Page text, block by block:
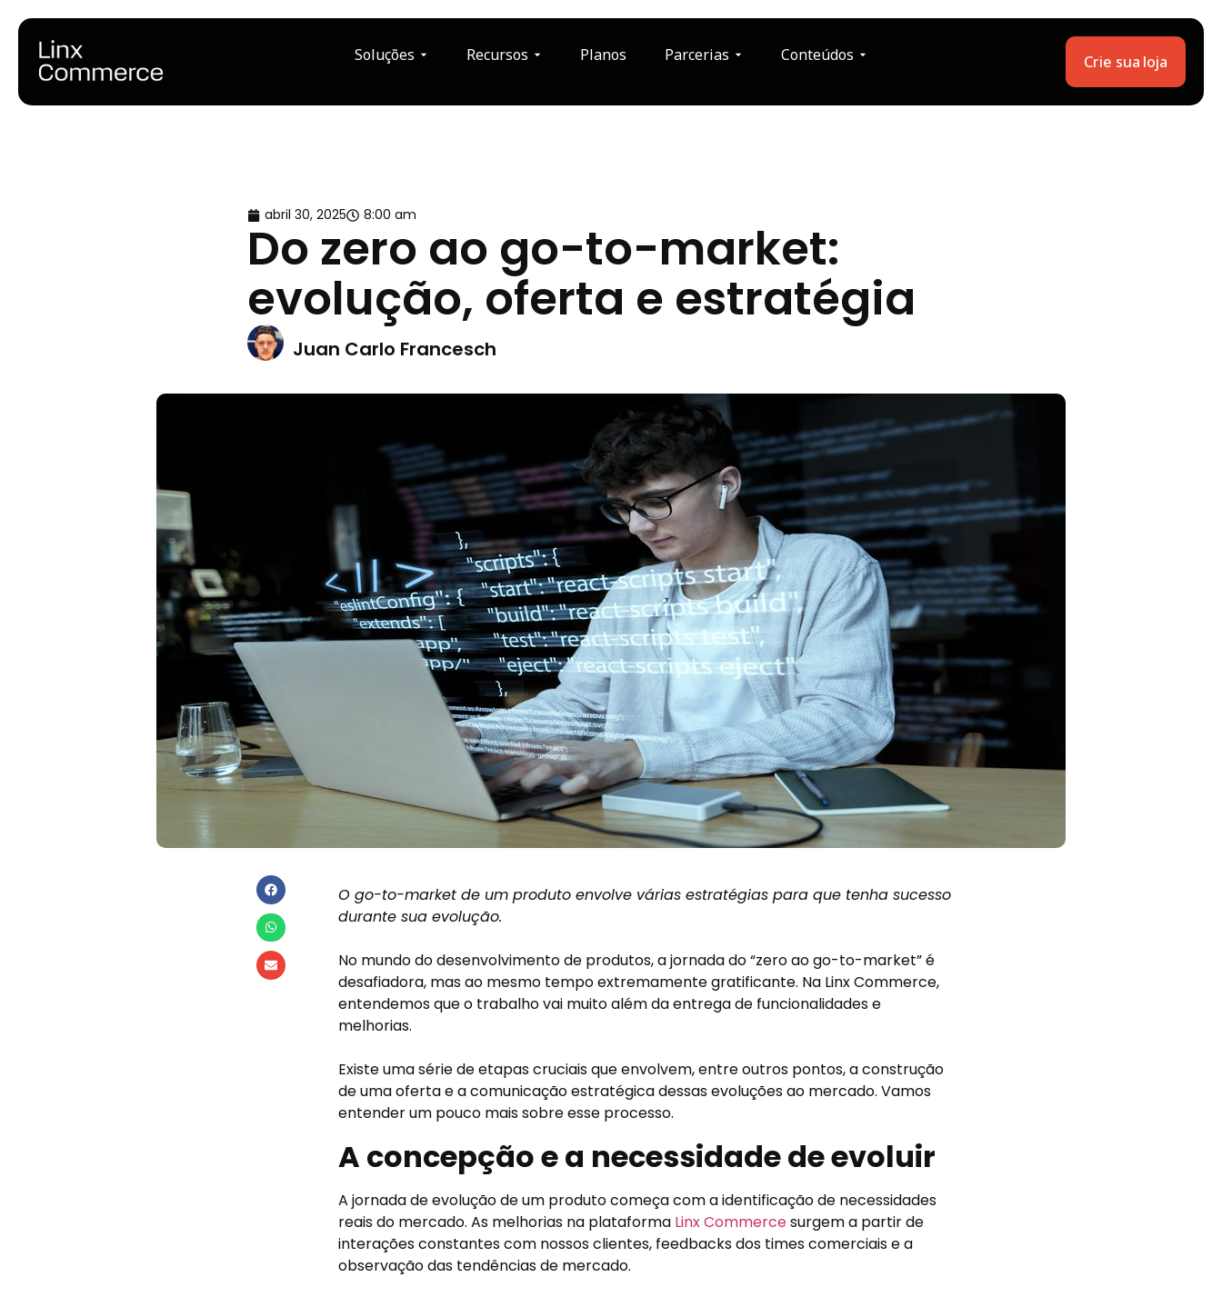
Soluções Recursos Planos Parcerias Conteúdos Crie sua loja
abril 30, 2025 8:00 am
Do zero ao go-to-market:
evolução, oferta e estratégia
Juan Carlo Francesch
O go-to-market de um produto envolve várias estratégias para que tenha sucesso
durante sua evolução.
No mundo do desenvolvimento de produtos, a jornada do “zero ao go-to-market” é
desafiadora, mas ao mesmo tempo extremamente gratificante. Na Linx Commerce,
entendemos que o trabalho vai muito além da entrega de funcionalidades e
melhorias.
Existe uma série de etapas cruciais que envolvem, entre outros pontos, a construção
de uma oferta e a comunicação estratégica dessas evoluções ao mercado. Vamos
entender um pouco mais sobre esse processo.
A concepção e a necessidade de evoluir
A jornada de evolução de um produto começa com a identificação de necessidades
reais do mercado. As melhorias na plataforma Linx Commercesurgem a partir de
interações constantes com nossos clientes, feedbacks dos times comerciais e a
observação das tendências de mercado.